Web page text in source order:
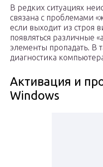
В редких ситуациях
связана с проблемами
если выходит из строя
появляться различные
элементы пропадать. В
диагностика
Активация и
Windows